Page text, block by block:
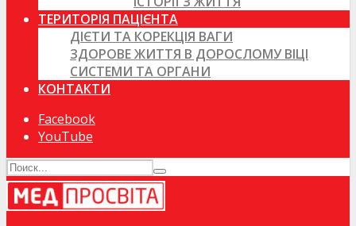
ТЕРИТОРІЯ ПАЦІЄНТА
ДІЄТИ ТА КОРЕКЦІЯ ВАГИ
ЗДОРОВЕ ЖИТТЯ В ДОРОСЛОМУ ВІЦІ
СИСТЕМИ ТА ОРГАНИ
КОНТАКТИ
Facebook
YouTube